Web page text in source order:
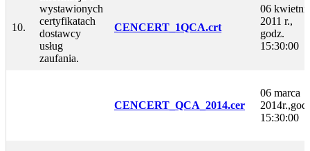
10.
wystawionych
certyfikatach
dostawcy
usług
zaufania.
CENCERT_1QCA.crt
06
2011 r.,
godz.
15:30:00
CENCERT_QCA_2014.cer
06 marca
15:30:00